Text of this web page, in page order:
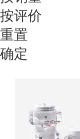
按评价
重置
确定